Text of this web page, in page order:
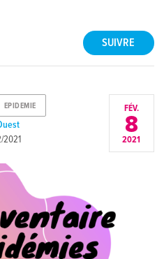
SUIVRE
EPIDEMIE
2021
FÉV.
8
2021